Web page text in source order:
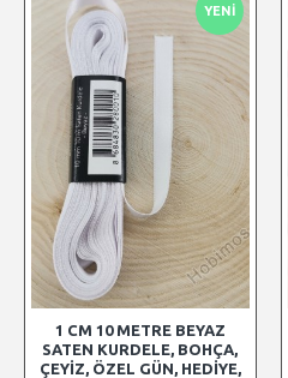
YENI
1 CM 10 METRE BEYAZ
SATEN KURDELE, BOHÇA,
ÇEYIZ, ÖZEL GÜN, HEDIYE,